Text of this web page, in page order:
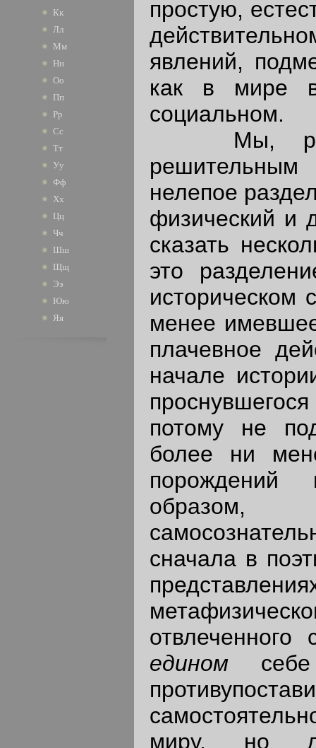
Кк
Лл
Мм
Нн
Оо
Пп
Рр
Сс
Тт
Уу
Фф
Хх
Цц
Чч
Шш
Щщ
Ээ
Юю
Яя
простую,
явлений,
как в мире
социальном.
Мы,
нелепое
физический и
сказать
это
историческом
менее
плачевное
начале
потому не
более ни
порождений
образом,
сначала в
едином
миру, но